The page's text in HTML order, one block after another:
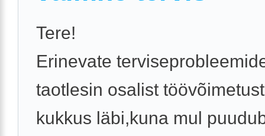
Tere!
Erinevate
taotlesin osalist
kukkus läbi,kuna mul